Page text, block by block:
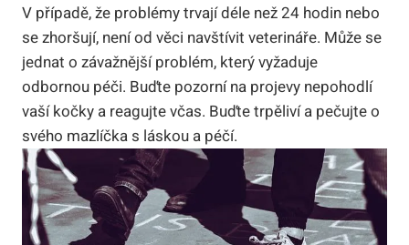
V‌ případě, že problémy trvají déle ⁤než 24⁣ hodin nebo​
se zhoršují, není ​od ‍věci navštívit ‍veterináře. Může se
jednat ⁣o závažnější problém, který vyžaduje
odbornou péči. Buďte pozorní na projevy nepohodlí
vaší kočky ⁢a reagujte ⁤včas. ‍Buďte‌ trpěliví a pečujte⁤ o
⁣svého mazlíčka s láskou a ‍péčí.